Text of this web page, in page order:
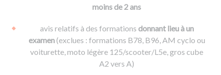
moins de 2 ans
avis relatifs à des formations donnant lieu à un
examen(exclues : formations B78, B96, AM cyclo ou
voiturette, moto légère 125/scooter/L5e, gros cube
A2 vers A)